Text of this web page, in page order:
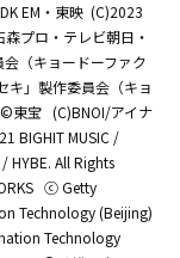
EM・東映 (C)2023
プロ・テレビ朝日・
（キョードーファク
キ」製作委員会（キョ
©東宝 (C)BNOI/アイナ
BIGHIT MUSIC /
HYBE. All Rights
ⓒ Getty
Technology (Beijing)
Technology